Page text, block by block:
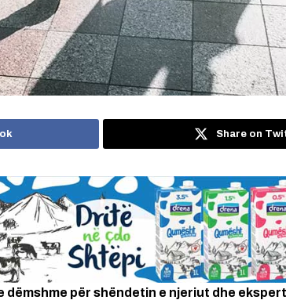
Share on
dëmshme për shëndetin e njeriut dhe